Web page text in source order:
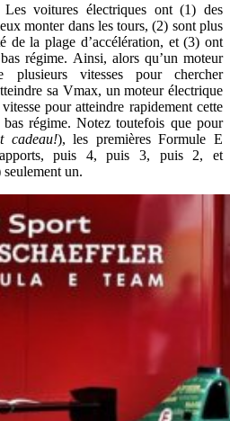
voitures électriques ont (1) des
monter dans les tours, (2) sont plus
de la plage d’accélération, et (3) ont
régime. Ainsi, alors qu’un moteur
plusieurs vitesses pour chercher
sa Vmax, un moteur électrique
pour atteindre rapidement cette
régime. Notez toutefois que pour
cadeau!), les premières Formule E
puis 4, puis 3, puis 2, et
un.